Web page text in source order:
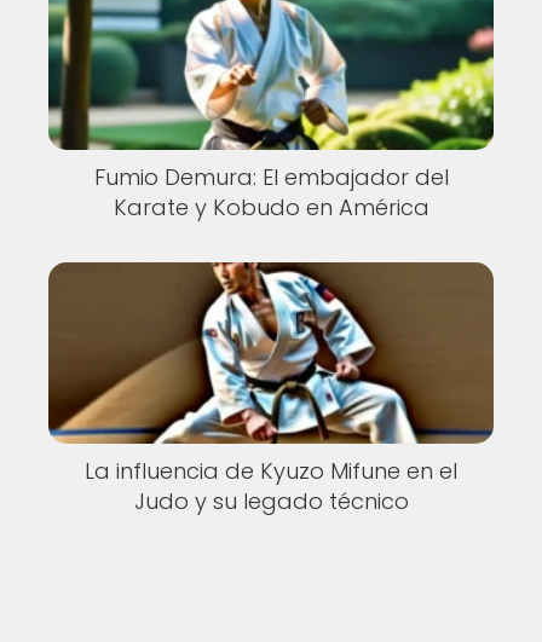
Fumio Demura: El embajador del
Karate y Kobudo en América
La influencia de Kyuzo Mifune en el
Judo y su legado técnico